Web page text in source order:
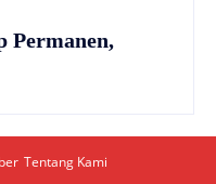
Permanen,
Tentang Kami